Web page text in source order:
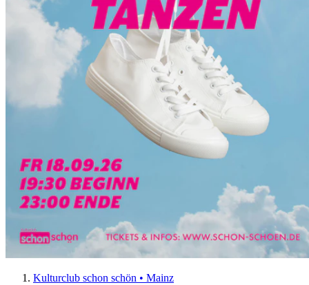
Kulturclub schon schön • Mainz